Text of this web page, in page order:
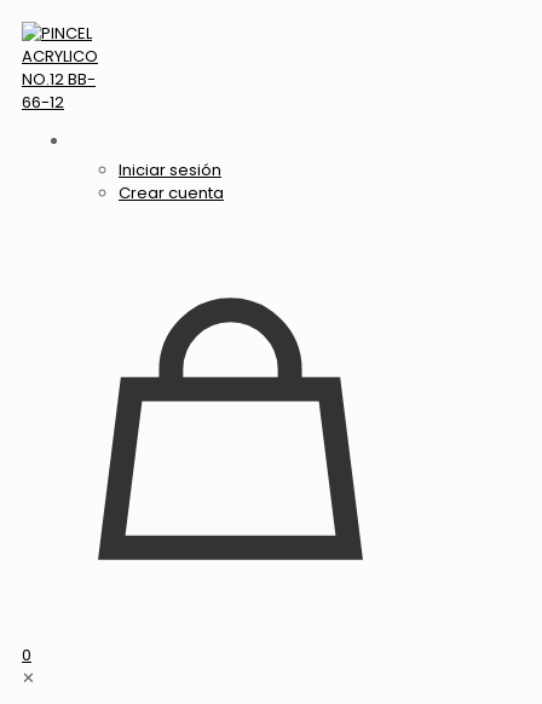
Iniciar sesión
Crear cuenta
0
✕